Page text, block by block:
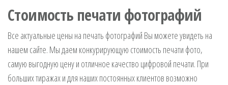
Стоимость печати фотографий
Все актуальные цены на печать фотографий Вы можете увидеть на
нашем сайте. Мы даем конкурирующую стоимость печати фото,
самую выгодную цену и отличное качество цифровой печати. При
больших тиражах и для наших постоянных клиентов возможно